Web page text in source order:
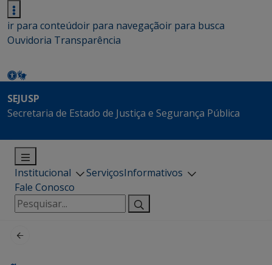
ir para conteúdoir para navegaçãoir para busca
Ouvidoria Transparência
SEJUSP
Secretaria de Estado de Justiça e Segurança Pública
Institucional ServiçosInformativos
Fale Conosco
Pesquisar
por: